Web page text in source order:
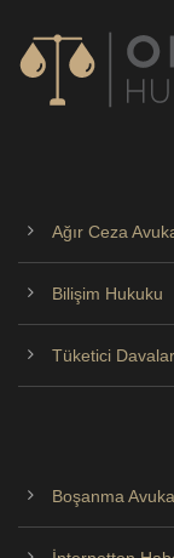
Ağır Ceza
Bilişim Hukuku
Tüketici
Boşanma